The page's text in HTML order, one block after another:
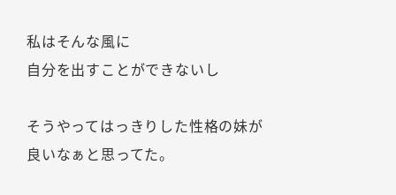
私はそんな風に
自分を出すことができないし
そうやってはっきりした性格の妹が
良いなぁと思ってた。